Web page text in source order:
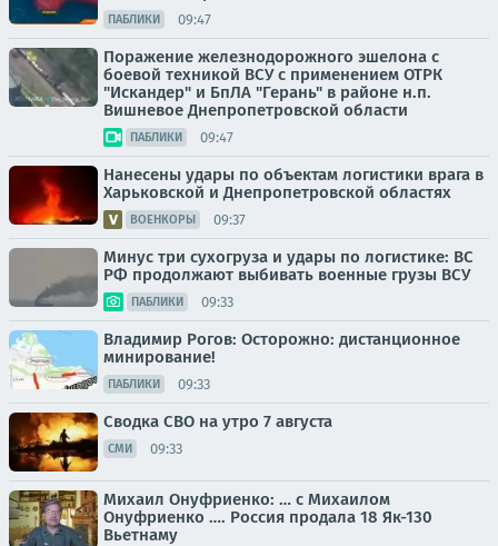
ПАБЛИКИ 09:47
Поражение железнодорожного эшелона с
боевой техникой ВСУ с применением ОТРК
"Искандер" и БпЛА "Герань" в районе н.п.
Вишневое Днепропетровской области
ПАБЛИКИ 09:47
Нанесены удары по объектам логистики врага в
Харьковской и Днепропетровской областях
ВОЕНКОРЫ 09:37
Минус три сухогруза и удары по логистике: ВС
РФ продолжают выбивать военные грузы ВСУ
ПАБЛИКИ 09:33
Владимир Рогов: Осторожно: дистанционное
минирование!
ПАБЛИКИ 09:33
Сводка СВО на утро 7 августа
СМИ 09:33
Михаил Онуфриенко: … с Михаилом
Онуфриенко …. Россия продала 18 Як-130
Вьетнаму